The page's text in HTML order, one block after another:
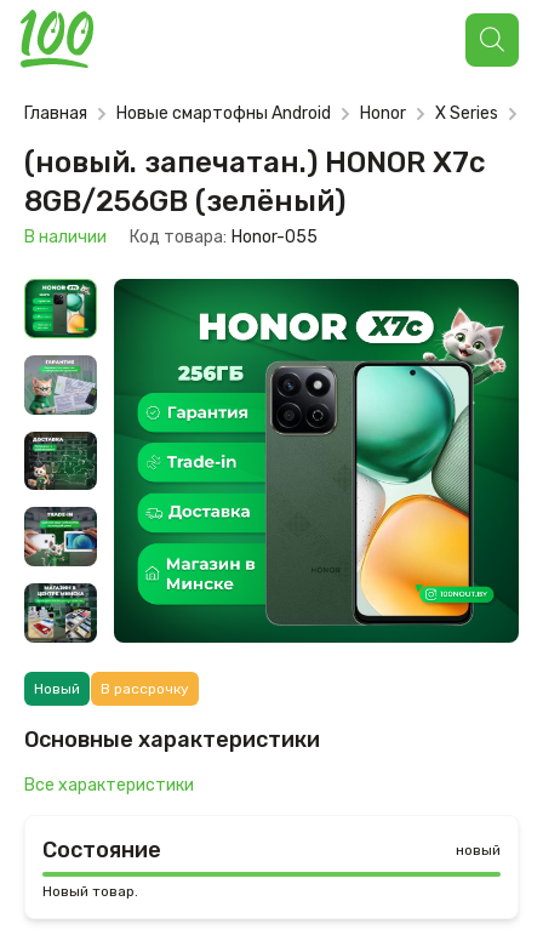
Поиск
товаров
Главная Новые смартофны Android Honor X Series
(новый. запечатан.) HONOR X7c
8GB/256GB (зелёный)
В наличии Код товара: Honor-055
Новый В рассрочку
Основные характеристики
Все характеристики
Состояние новый
Новый товар.